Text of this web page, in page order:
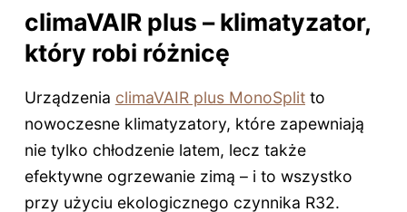
climaVAIR plus – klimatyzator,
który robi różnicę
Urządzenia climaVAIR plus MonoSplitto
nowoczesne klimatyzatory, które zapewniają
nie tylko chłodzenie latem, lecz także
efektywne ogrzewanie zimą – i to wszystko
przy użyciu ekologicznego czynnika R32.